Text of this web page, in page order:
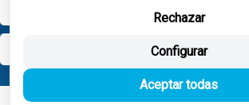
Rechazar
Configurar
Aceptar todas